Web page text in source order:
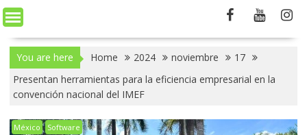
You are here Home 2024 noviembre
17
Presentan herramientas para la eficiencia empresarial en la
convención nacional del IMEF
México Software